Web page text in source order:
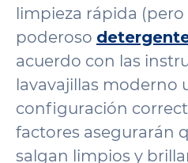
limpieza rápida
poderoso
acuerdo con las
lavavajillas moderno
configuración
factores asegurarán
salgan limpios y